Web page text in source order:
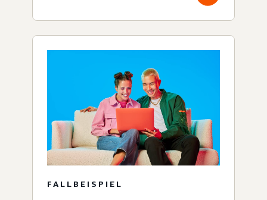
FALLBEISPIEL